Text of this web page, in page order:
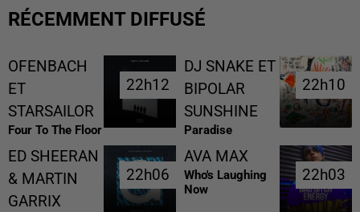
RÉCEMMENT DIFFUSÉ
OFENBACH
ET
STARSAILOR
Four To The Floor
22h12
22h12
DJ SNAKE ET
BIPOLAR
SUNSHINE
Paradise
22h10
22h10
ED SHEERAN
& MARTIN
GARRIX
22h06
22h06
AVA MAX
Who's Laughing
Now
22h03
22h03